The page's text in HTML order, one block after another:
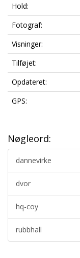
Hold:
Fotograf:
Visninger:
Tilføjet:
Opdateret:
GPS:
Nøgleord:
dannevirke
dvor
hq-coy
rubbhall